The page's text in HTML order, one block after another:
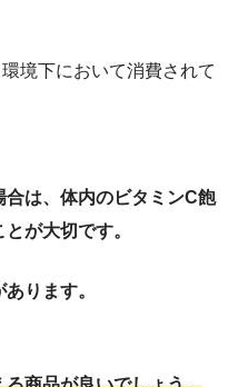
境下において消費されて
は、体内のビタミンC飽
が大切です。
ります。